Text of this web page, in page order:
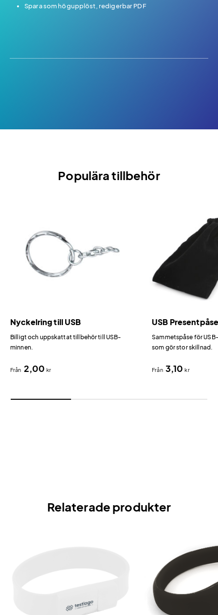
Spara som högupplöst, redigerbar PDF
Populära tillbehör
Nyckelring till USB
Billigt och uppskattat tillbehör till USB-
minnen.
Från 2,00kr
USB
Sammetspåse för
som gör stor skillnad.
Från 3,10kr
Relaterade produkter